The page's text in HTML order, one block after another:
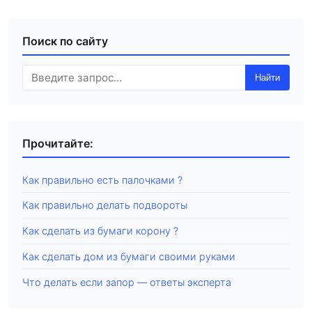
Поиск по сайту
Найти
Прочитайте:
Как правильно есть палочками ?
Как правильно делать подвороты
Как сделать из бумаги корону ?
Как сделать дом из бумаги своими руками
Что делать если запор — ответы эксперта